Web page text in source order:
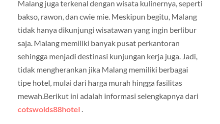
Malang juga terkenal dengan wisata kulinernya, seperti
bakso, rawon, dan cwie mie. Meskipun begitu, Malang
tidak hanya dikunjungi wisatawan yang ingin berlibur
saja. Malang memiliki banyak pusat perkantoran
sehingga menjadi destinasi kunjungan kerja juga. Jadi,
tidak mengherankan jika Malang memiliki berbagai
tipe hotel, mulai dari harga murah hingga fasilitas
mewah.Berikut ini adalah informasi selengkapnya dari
cotswolds88hotel .